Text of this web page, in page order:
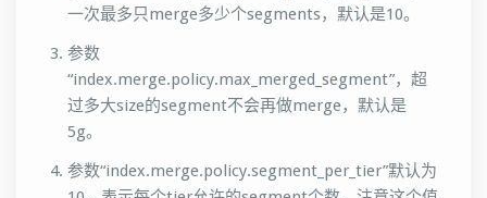
一次最多只merge多少个segments，默认是10。
参数
“index.merge.policy.max_merged_segment”，超
过多大size的segment不会再做merge，默认是
5g。
参数“index.merge.policy.segment_per_tier”默认为